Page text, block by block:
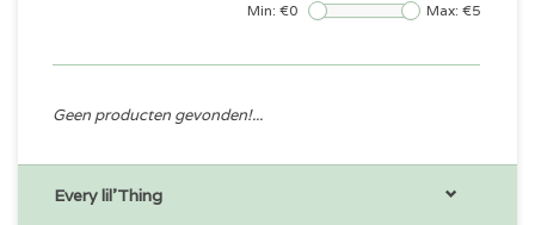
Min: €0 Max: €5
Geen producten gevonden!...
Every lil'Thing